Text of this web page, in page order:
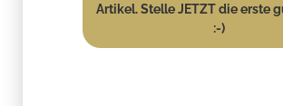
Artikel. Stelle JETZT die erste
:-)